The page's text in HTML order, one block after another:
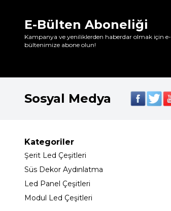
E-Bülten Aboneliği
Kampanya ve yeniliklerden haberdar olmak için e-
bültenimize abone olun!
Sosyal Medya
Kategoriler
Şerit Led Çeşitleri
Süs Dekor Aydınlatma
Led Panel Çeşitleri
Modul Led Çeşitleri